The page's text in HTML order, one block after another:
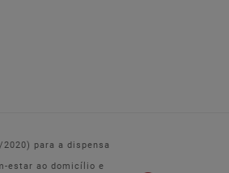
para a dispensa
estar ao domicílio e